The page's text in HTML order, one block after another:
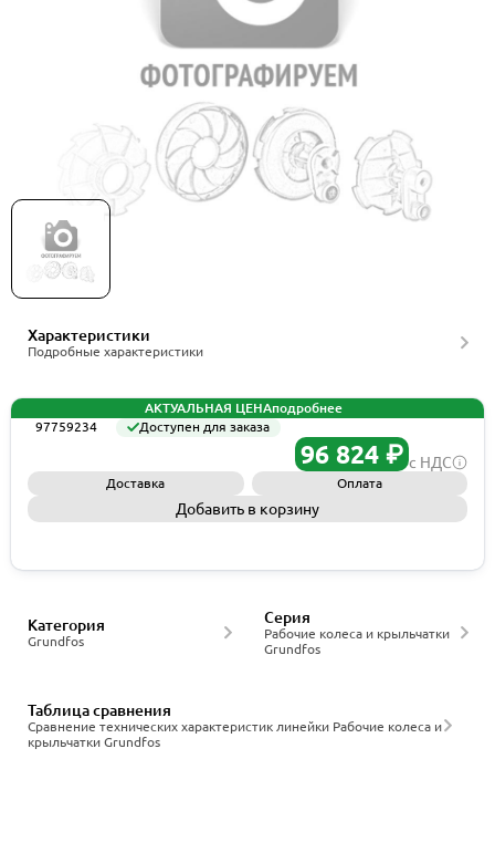
Рабочее колесо Grundfos Spare,Impeller 60Hz
SLV.65.40&80.40.2 SS, артикул 97759234
Характеристики
Подробные характеристики
АКТУАЛЬНАЯ ЦЕНАподробнее
97759234
Доступен для заказа
96 824 ₽ с НДС
Доставка Оплата
Добавить в корзину
Grundfos
Категория
Рабочие колеса и крыльчатки
Grundfos
Серия
Сравнение технических характеристик линейки Рабочие колеса и
крыльчатки Grundfos
Таблица сравнения